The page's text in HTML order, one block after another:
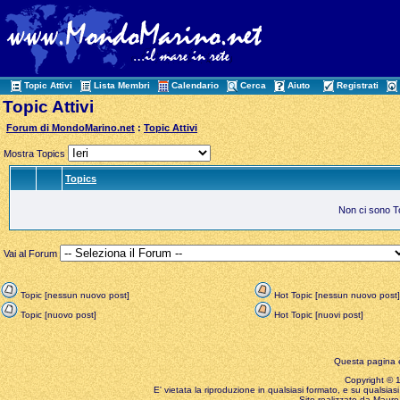
Topic Attivi Lista Membri Calendario Cerca Aiuto Registrati
Topic Attivi
Forum di MondoMarino.net :Topic Attivi
Mostra Topics
Topics
Non ci sono
Vai al Forum
Topic [nessun nuovo post]
Hot Topic [nessun nuovo post]
Topic [nuovo post]
Hot Topic [nuovi post]
Questa pagina
Copyright ©
E' vietata la riproduzione in qualsiasi formato, e su